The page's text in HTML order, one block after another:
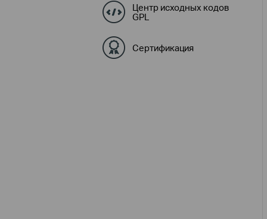
Центр исходных кодов
GPL
Сертификация